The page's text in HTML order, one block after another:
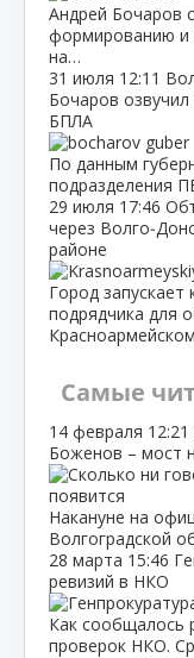
Андрей Бочаров
формированию и
на…
31 июля 12:11
Бочаров
БПЛА
По данным
подразделения
29 июля 17:46
через
районе
Город
подрядчика для
Самые
14 февраля 12:21
Боженов – мост
Накануне на
Волгоградской
28 марта 15:46
ревизий в НКО
Как сообщалось
проверок НКО.